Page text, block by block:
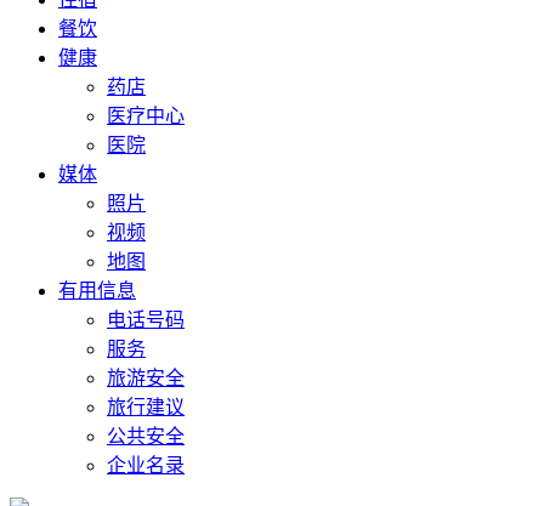
餐饮
健康
药店
医疗中心
医院
媒体
照片
视频
地图
有用信息
电话号码
服务
旅游安全
旅行建议
公共安全
企业名录